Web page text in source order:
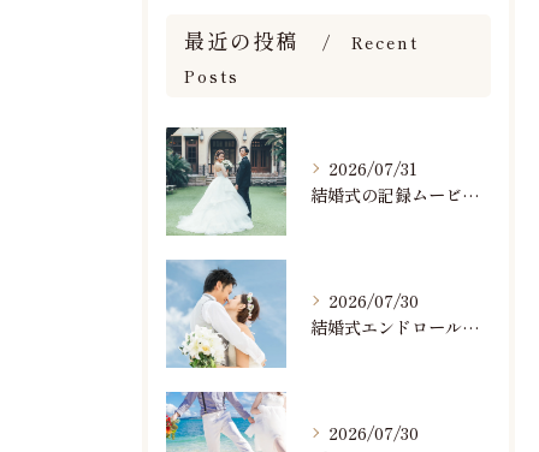
最近の投稿
Recent
Posts
2026/07/31
結婚式の記録ムービーの映像撮影スタッフを募集中です
2026/07/30
結婚式エンドロールで人気のおすすめBGM楽曲ランキング！(7/29最新)
2026/07/30